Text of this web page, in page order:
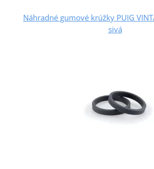
Náhradné gumové krúžky PUIG
sivá